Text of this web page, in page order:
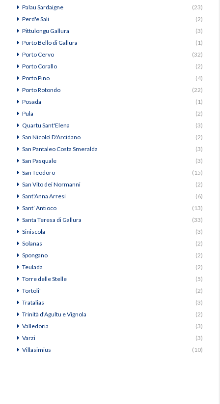
Palau Sardaigne
(23)
Perd'e Sali
(2)
Pittulongu Gallura
(3)
Porto Bello di Gallura
(1)
Porto Cervo
(32)
Porto Corallo
(2)
Porto Pino
(4)
Porto Rotondo
(22)
Posada
(1)
Pula
(2)
Quartu Sant'Elena
(3)
San Nicolo' D'Arcidano
(2)
San Pantaleo Costa Smeralda
(3)
San Pasquale
(3)
San Teodoro
(15)
San Vito dei Normanni
(2)
Sant'Anna Arresi
(6)
Sant’ Antioco
(13)
Santa Teresa di Gallura
(33)
Siniscola
(3)
Solanas
(2)
Spongano
(2)
Teulada
(2)
Torre delle Stelle
(5)
Tortoli'
(2)
Tratalias
(3)
Trinità d'Agultu e Vignola
(2)
Valledoria
(3)
Varzi
(3)
Villasimius
(10)